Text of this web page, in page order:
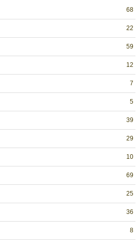
68
22
59
12
7
5
39
29
10
69
25
36
8